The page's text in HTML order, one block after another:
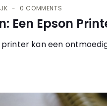
0 COMMENTS
Een Epson
kan een